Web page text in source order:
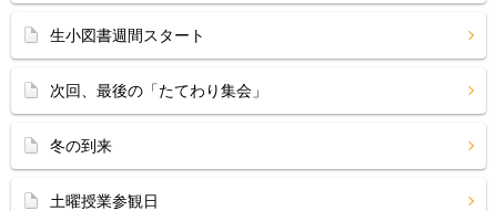
生小図書週間スタート
次回、最後の「たてわり集会」
冬の到来
土曜授業参観日